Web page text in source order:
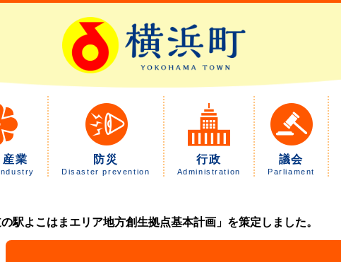
産業 防災
Disaster prevention
行政
Administration
議会
Parliament
の駅よこはまエリア地方創生拠点基本計画」を策定しました。